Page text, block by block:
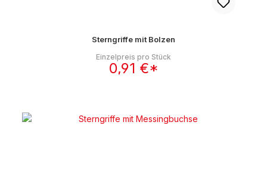
Sterngriffe mit Bolzen
Einzelpreis pro Stück
0,91 €*